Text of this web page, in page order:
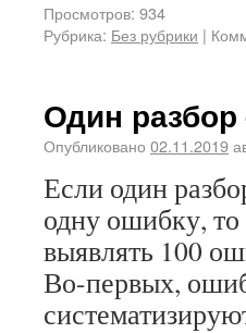
Просмотров: 934
Рубрика: Без рубрики |
Один
Опубликовано 02.11.2019
Если один
одну ошибку,
выявлять 100
Во-первых,